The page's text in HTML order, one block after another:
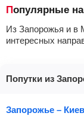
Популярные
Из Запорожья и в
интересных
Попутки из
Запорожье – Киев